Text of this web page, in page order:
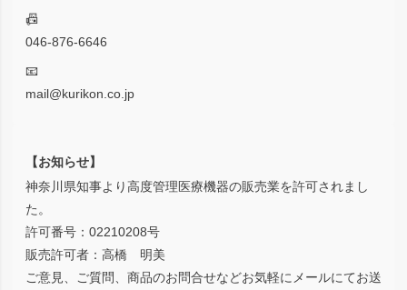
📠
046-876-6646
📧
mail@kurikon.co.jp
【お知らせ】
神奈川県知事より高度管理医療機器の販売業を許可されまし
た。
許可番号：02210208号
販売許可者：高橋 明美
ご意見、ご質問、商品のお問合せなどお気軽にメールにてお送